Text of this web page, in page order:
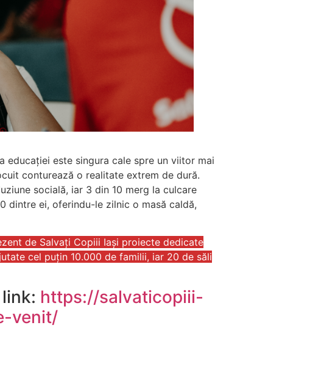
educației este singura cale spre un viitor mai
conturează o realitate extrem de dură.
socială, iar 3 din 10 merg la culcare
dintre ei, oferindu-le zilnic o masă caldă,
de Salvați Copiii Iași proiecte dedicate
cel puțin 10.000 de familii, iar 20 de săli
https://salvaticopiii-
venit/